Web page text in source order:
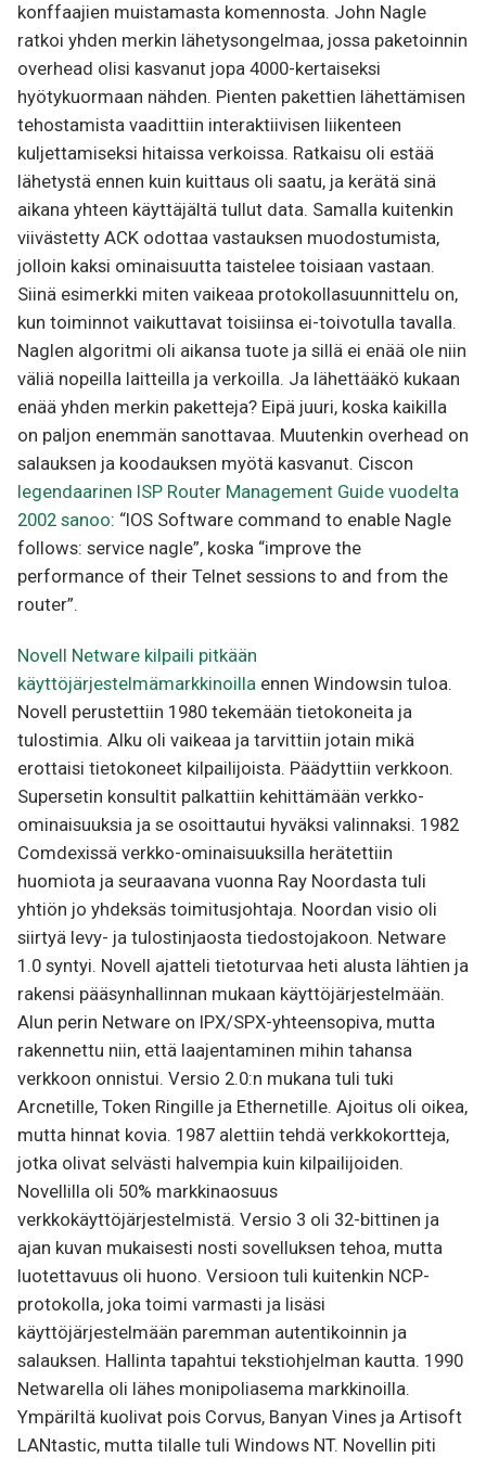
konffaajien muistamasta komennosta. John Nagle
ratkoi yhden merkin lähetysongelmaa, jossa paketoinnin
overhead olisi kasvanut jopa 4000-kertaiseksi
hyötykuormaan nähden. Pienten pakettien lähettämisen
tehostamista vaadittiin interaktiivisen liikenteen
kuljettamiseksi hitaissa verkoissa. Ratkaisu oli estää
lähetystä ennen kuin kuittaus oli saatu, ja kerätä sinä
aikana yhteen käyttäjältä tullut data. Samalla kuitenkin
viivästetty ACK odottaa vastauksen muodostumista,
jolloin kaksi ominaisuutta taistelee toisiaan vastaan.
Siinä esimerkki miten vaikeaa protokollasuunnittelu on,
kun toiminnot vaikuttavat toisiinsa ei-toivotulla tavalla.
Naglen algoritmi oli aikansa tuote ja sillä ei enää ole niin
väliä nopeilla laitteilla ja verkoilla. Ja lähettääkö kukaan
enää yhden merkin paketteja? Eipä juuri, koska kaikilla
on paljon enemmän sanottavaa. Muutenkin overhead on
salauksen ja koodauksen myötä kasvanut. Ciscon
legendaarinen ISP Router Management Guide vuodelta
2002 sanoo: “IOS Software command to enable Nagle
follows: service nagle”, koska “improve the
performance of their Telnet sessions to and from the
router”.
Novell Netware kilpaili pitkään
käyttöjärjestelmämarkkinoilla ennen Windowsin tuloa.
Novell perustettiin 1980 tekemään tietokoneita ja
tulostimia. Alku oli vaikeaa ja tarvittiin jotain mikä
erottaisi tietokoneet kilpailijoista. Päädyttiin verkkoon.
Supersetin konsultit palkattiin kehittämään verkko-
ominaisuuksia ja se osoittautui hyväksi valinnaksi. 1982
Comdexissä verkko-ominaisuuksilla herätettiin
huomiota ja seuraavana vuonna Ray Noordasta tuli
yhtiön jo yhdeksäs toimitusjohtaja. Noordan visio oli
siirtyä levy- ja tulostinjaosta tiedostojakoon. Netware
1.0 syntyi. Novell ajatteli tietoturvaa heti alusta lähtien ja
rakensi pääsynhallinnan mukaan käyttöjärjestelmään.
Alun perin Netware on IPX/SPX-yhteensopiva, mutta
rakennettu niin, että laajentaminen mihin tahansa
verkkoon onnistui. Versio 2.0:n mukana tuli tuki
Arcnetille, Token Ringille ja Ethernetille. Ajoitus oli oikea,
mutta hinnat kovia. 1987 alettiin tehdä verkkokortteja,
jotka olivat selvästi halvempia kuin kilpailijoiden.
Novellilla oli 50% markkinaosuus
verkkokäyttöjärjestelmistä. Versio 3 oli 32-bittinen ja
ajan kuvan mukaisesti nosti sovelluksen tehoa, mutta
luotettavuus oli huono. Versioon tuli kuitenkin NCP-
protokolla, joka toimi varmasti ja lisäsi
käyttöjärjestelmään paremman autentikoinnin ja
salauksen. Hallinta tapahtui tekstiohjelman kautta. 1990
Netwarella oli lähes monipoliasema markkinoilla.
Ympäriltä kuolivat pois Corvus, Banyan Vines ja Artisoft
LANtastic, mutta tilalle tuli Windows NT. Novellin piti